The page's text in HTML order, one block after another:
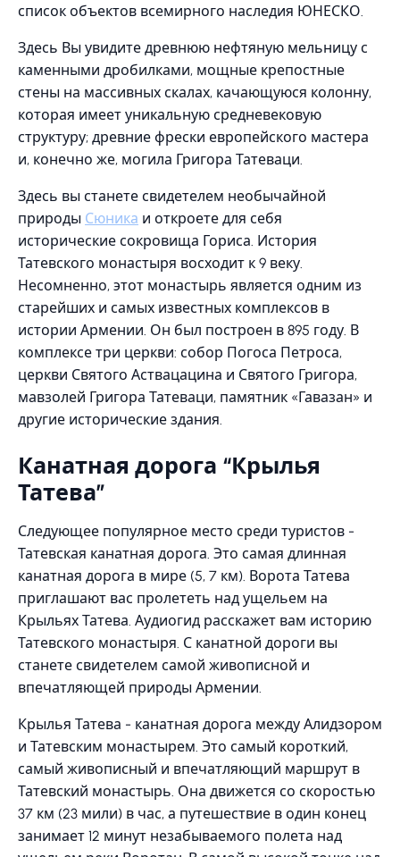
список объектов всемирного наследия ЮНЕСКО.
Здесь Вы увидите древнюю нефтяную мельницу с
каменными дробилками, мощные крепостные
стены на массивных скалах, качающуюся колонну,
которая имеет уникальную средневековую
структуру; древние фрески европейского мастера
и, конечно же, могила Григора Татеваци.
Здесь вы станете свидетелем необычайной
природы Сюника и откроете для себя
исторические сокровища Гориса. История
Татевского монастыря восходит к 9 веку.
Несомненно, этот монастырь является одним из
старейших и самых известных комплексов в
истории Армении. Он был построен в 895 году. В
комплексе три церкви: собор Погоса Петроса,
церкви Святого Аствацацина и Святого Григора,
мавзолей Григора Татеваци, памятник «Гавазан» и
другие исторические здания.
Канатная дорога “Крылья
Татева”
Следующее популярное место среди туристов -
Татевская канатная дорога. Это самая длинная
канатная дорога в мире (5, 7 км). Ворота Татева
приглашают вас пролететь над ущельем на
Крыльях Татева. Аудиогид расскажет вам историю
Татевского монастыря. С канатной дороги вы
станете свидетелем самой живописной и
впечатляющей природы Армении.
Крылья Татева - канатная дорога между Алидзором
и Татевским монастырем. Это самый короткий,
самый живописный и впечатляющий маршрут в
Татевский монастырь. Она движется со скоростью
37 км (23 мили) в час, а путешествие в один конец
занимает 12 минут незабываемого полета над